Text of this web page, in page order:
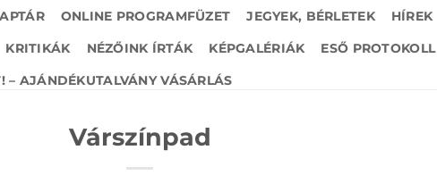
ONLINE PROGRAMFÜZET JEGYEK, BÉRLETEK
HÍREK
KRITIKÁK NÉZŐINK ÍRTÁK KÉPGALÉRIÁK ESŐ PROTOKOLL
– AJÁNDÉKUTALVÁNY VÁSÁRLÁS
Várszínpad